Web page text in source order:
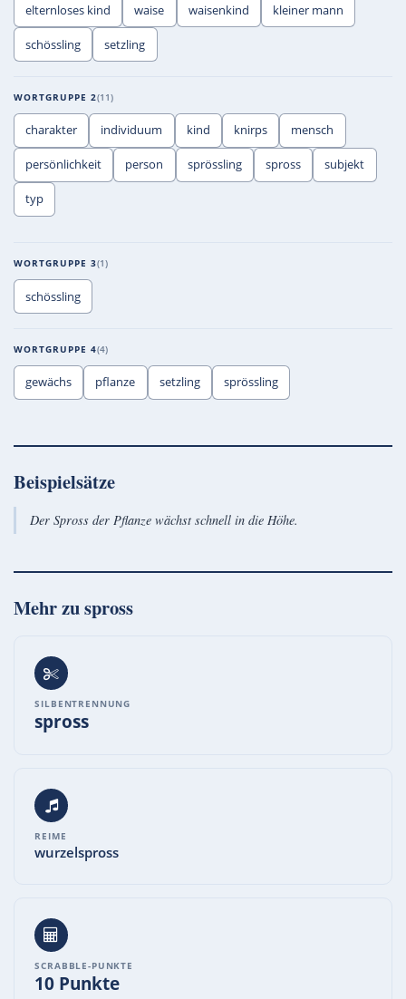
elternloses kind waise waisenkind kleiner mann
schössling setzling
WORTGRUPPE 2 11
charakter individuum kind knirps mensch
persönlichkeit person sprössling spross subjekt
typ
WORTGRUPPE 3 1
schössling
WORTGRUPPE 4 4
gewächs pflanze setzling sprössling
Beispielsätze
Der Spross der Pflanze wächst schnell in die Höhe.
Mehr zuspross
SILBENTRENNUNG
spross
REIME
wurzelspross
SCRABBLE-PUNKTE
10 Punkte